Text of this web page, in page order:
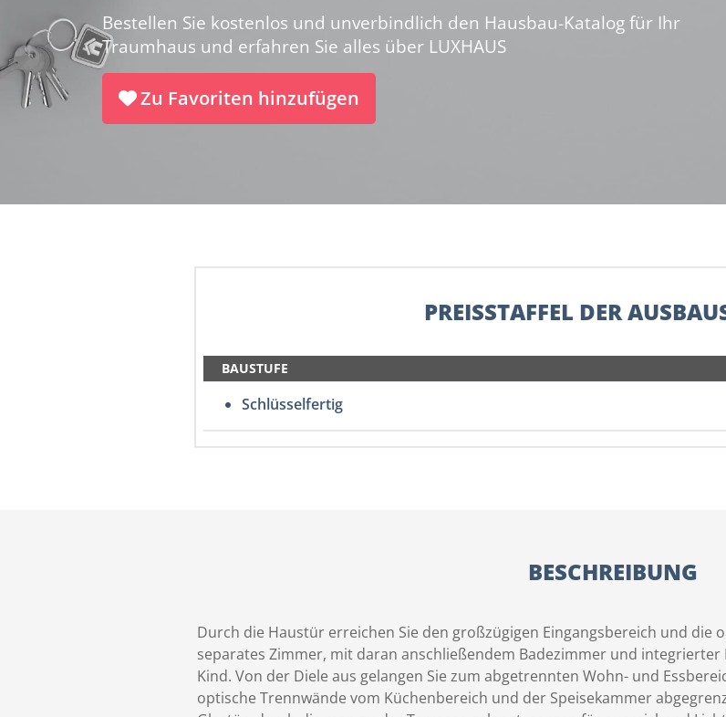
Bestellen Sie kostenlos und unverbindlich den Hausbau-Katalog für Ihr
Traumhaus und erfahren Sie alles über LUXHAUS
Zu Favoriten hinzufügen
PREISSTAFFEL DER
BAUSTUFE
Schlüsselfertig
BESCHREIBUNG
Durch die Haustür erreichen Sie den großzügigen Eingangsbereich und die
separates Zimmer, mit daran anschließendem Badezimmer und integrierter
Kind. Von der Diele aus gelangen Sie zum abgetrennten Wohn- und
optische Trennwände vom Küchenbereich und der Speisekammer